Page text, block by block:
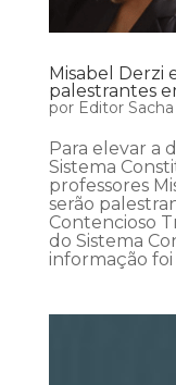
Misabel Derzi
palestrantes
por Editor
Para elevar a
Sistema
professores
serão
Contencioso
do Sistema
informação